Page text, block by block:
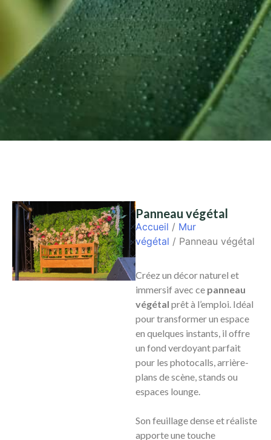
Panneau végétal
Accueil / Mur
végétal / Panneau végétal
Créez un décor naturel et
immersif avec ce panneau
végétal prêt à l’emploi. Idéal
pour transformer un espace
en quelques instants, il offre
un fond verdoyant parfait
pour les photocalls, arrière-
plans de scène, stands ou
espaces lounge.
Son feuillage dense et réaliste
apporte une touche